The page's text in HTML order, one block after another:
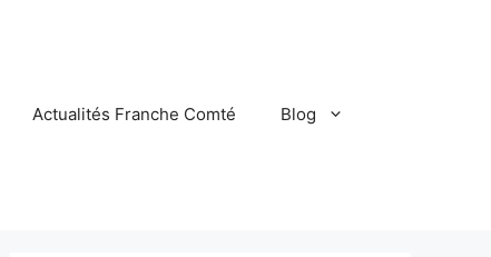
Actualités Franche Comté Blog